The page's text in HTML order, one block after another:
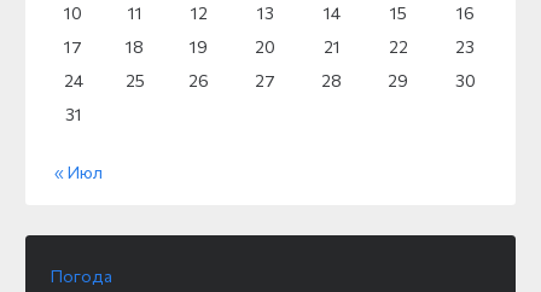
10
11 12 13 14 15
16
17
18 19 20 21 22
23
24
25 26 27 28 29
30
31
« Июл
Погода